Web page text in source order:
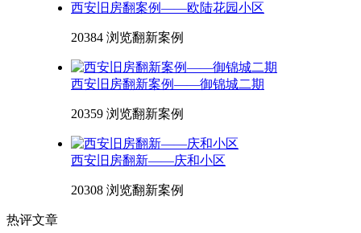
西安旧房翻案例——欧陆花园小区
20384 浏览翻新案例
西安旧房翻新案例——御锦城二期
20359 浏览翻新案例
西安旧房翻新——庆和小区
20308 浏览翻新案例
热评文章